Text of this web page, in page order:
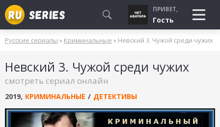
СМОТРЮ
БУДУ СМОТРЕТЬ
УЖЕ СМОТРЕЛ
ПРИВЕТ,
Гость
Русские сериалы » Криминальные » Невский 3. Чужой среди чужих
Невский 3. Чужой среди чужих
смотреть сериал онлайн
2019, КРИМИНАЛЬНЫЕ / ДЕТЕКТИВЫ